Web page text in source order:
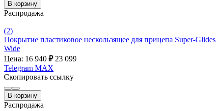
В корзину
Распродажа
(2)
Покрытие пластиковое нескользящее для прицепа Super-Glides
Wide
Цена: 16 940 ₽ 23 099
Telegram MAX
Скопировать ссылку
В корзину
Распродажа